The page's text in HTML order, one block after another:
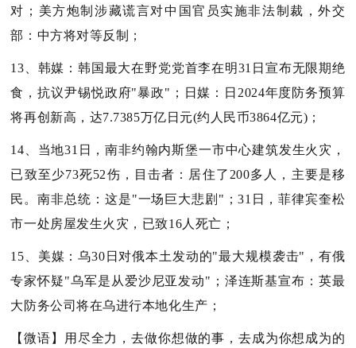
对；美方炮制涉藏谎言对中国官员实施非法制裁，外交
部：中方将对等反制；
13、韩媒：韩国最大在野党党首李在明31日宣布无限期绝
食，抗议尹锡悦政府"暴政"；日媒：日2024年度防务预算
将再创新高，达7.7385万亿日元(约人民币3864亿元)；
14、当地31日，南非约翰内斯堡一市中心建筑发生火灾，
已致至少73死52伤，目击者：居住了200多人，主要是移
民。南非总统：这是"一场巨大悲剧"；31日，菲律宾奎松
市一处房屋发生火灾，已致16人死亡；
15、美媒：乌30日对俄本土发动的"最大规模袭击"，有俄
专家怀疑"乌军是从爱沙尼亚发动"；泽连斯基宣布：英最
大防务公司将在乌进行本地化生产；
【微语】用尽全力，去做你想做的事，去成为你想成为的